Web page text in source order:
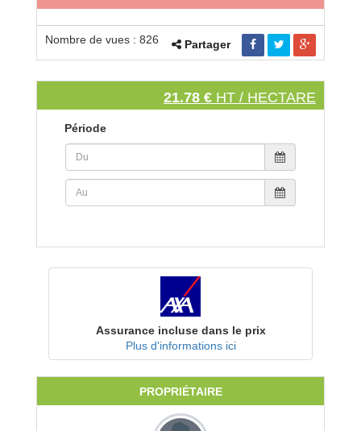
Nombre de vues : 826 Partager
21.78 € HT / HECTARE
Période
Assurance incluse dans le prix
Plus d'informations ici
PROPRIÉTAIRE